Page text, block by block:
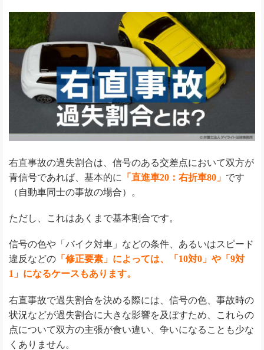
右直事故の過失割合は、信号のある交差点において双方が
青信号であれば、基本的に
「直進車20：右折車80」 です
（自動車同士の事故の場合）。
ただし、これはあくまで基本割合です。
信号の色や「バイク対車」などの条件、あるいはスピード
違反などの 「修正要素」によっては、「10対0」や「9対
1」になるケースもあります。
右直事故で過失割合を決める際には、信号の色、事故時の
状況などが過失割合に大きな影響を及ぼすため、これらの
点について双方の主張が食い違い、争いになることも少な
くありません。